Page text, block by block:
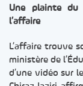
Une plainte du
l’affaire
L’affaire trouve
ministère de
d’une vidéo sur